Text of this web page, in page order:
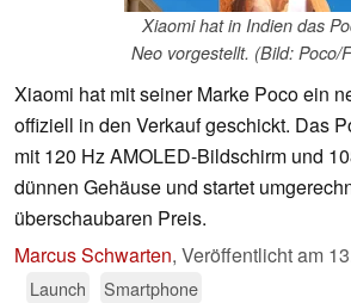
Xiaomi hat in Indien das
Neo vorgestellt. (Bild: Poco/
Xiaomi hat mit seiner Marke Poco ein
offiziell in den Verkauf geschickt. Das
mit 120 Hz AMOLED-Bildschirm und
dünnen Gehäuse und startet
überschaubaren Preis.
Marcus Schwarten, Veröffentlicht am
Launch
Smartphone